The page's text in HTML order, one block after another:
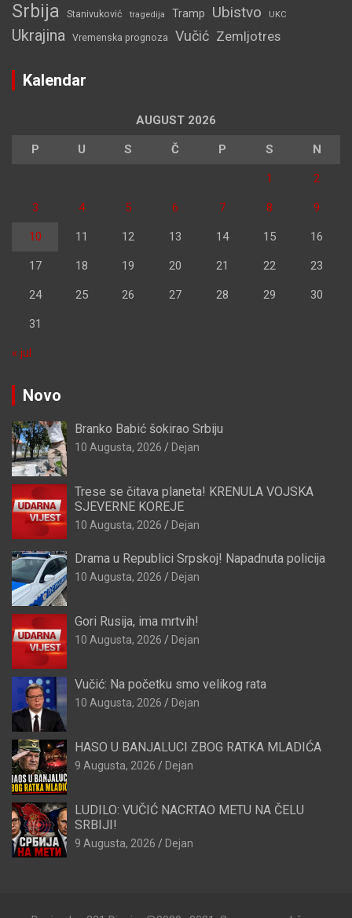
Srbija Stanivuković tragedija Tramp Ubistvo UKC
Ukrajina Vremenska prognoza Vučić Zemljotres
Kalendar
AUGUST 2026
P U S Č P S N
1 2
3 4 5 6 7 8 9
10 11 12 13 14 15 16
17 18 19 20 21 22 23
24 25 26 27 28 29 30
31
« jul
Novo
Branko Babić šokirao Srbiju
10 Augusta, 2026 Dejan
Trese se čitava planeta! KRENULA VOJSKA
SJEVERNE KOREJE
10 Augusta, 2026 Dejan
Drama u Republici Srpskoj! Napadnuta policija
10 Augusta, 2026 Dejan
Gori Rusija, ima mrtvih!
10 Augusta, 2026 Dejan
Vučić: Na početku smo velikog rata
10 Augusta, 2026 Dejan
HASO U BANJALUCI ZBOG RATKA MLADIĆA
9 Augusta, 2026 Dejan
LUDILO: VUČIĆ NACRTAO METU NA ČELU
SRBIJI!
9 Augusta, 2026 Dejan